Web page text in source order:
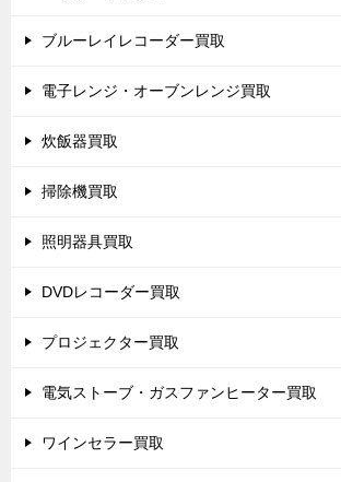
ブルーレイレコーダー買取
電子レンジ・オーブンレンジ買取
炊飯器買取
掃除機買取
照明器具買取
DVDレコーダー買取
プロジェクター買取
電気ストーブ・ガスファンヒーター買取
ワインセラー買取